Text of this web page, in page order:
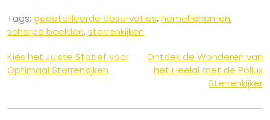
Tags: gedetailleerde observaties,hemellichamen,
scherpe beelden,sterrenkijken
Berichtnavigatie
Kies het Juiste Statief voor
Optimaal Sterrenkijken
Ontdek de Wonderen van
het Heelal met de Pollux
Sterrenkijker